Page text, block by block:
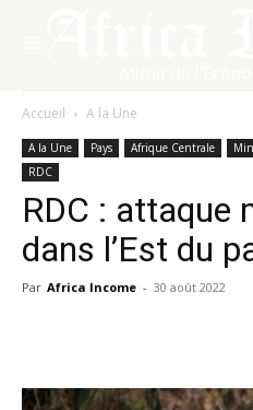
Accueil A la Une
A la Une Pays Afrique Centrale
RDC
RDC : attaque
dans l’Est du
Par Africa Income - 30 août 2022